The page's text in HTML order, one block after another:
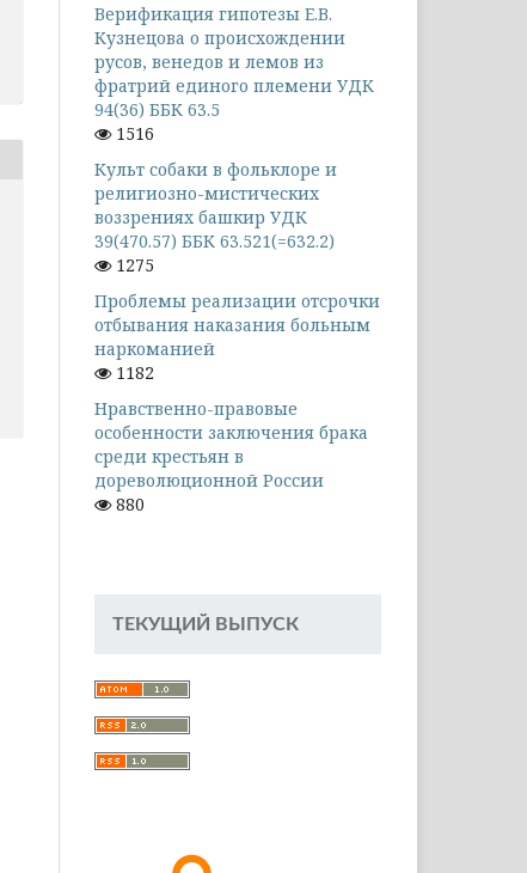
Верификация гипотезы Е.В.
Кузнецова о происхождении
русов, венедов и лемов из
фратрий единого племени УДК
94(36) ББК 63.5
1516
Культ собаки в фольклоре и
религиозно-мистических
воззрениях башкир УДК
39(470.57) ББК 63.521(=632.2)
1275
Проблемы реализации отсрочки
отбывания наказания больным
наркоманией
1182
Нравственно-правовые
особенности заключения брака
среди крестьян в
дореволюционной России
880
ТЕКУЩИЙ ВЫПУСК